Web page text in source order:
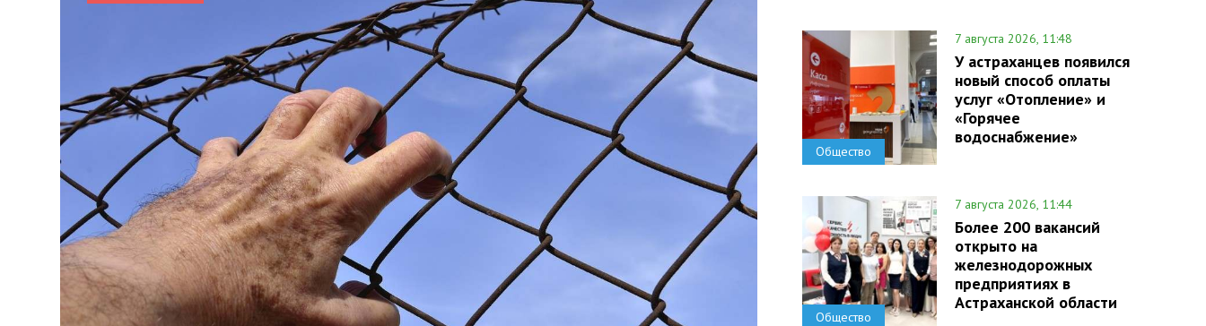
Общество
7 августа 2026, 11:48
У астраханцев появился
новый способ оплаты
услуг «Отопление» и
«Горячее
водоснабжение»
Общество
7 августа 2026, 11:44
Более 200 вакансий
открыто на
железнодорожных
предприятиях в
Астраханской области